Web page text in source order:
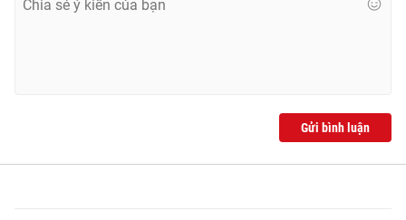
Gửi bình luận